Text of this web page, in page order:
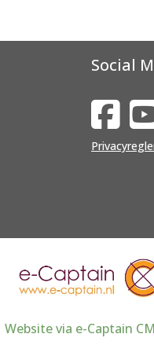
Social
Website via e-Captain